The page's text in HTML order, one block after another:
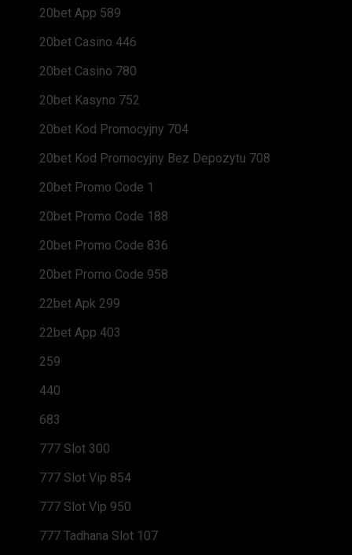
20bet App 589
20bet Casino 446
20bet Casino 780
20bet Kasyno 752
20bet Kod Promocyjny 704
20bet Kod Promocyjny Bez Depozytu 708
20bet Promo Code 1
20bet Promo Code 188
20bet Promo Code 836
20bet Promo Code 958
22bet Apk 299
22bet App 403
259
440
683
777 Slot 300
777 Slot Vip 854
777 Slot Vip 950
777 Tadhana Slot 107